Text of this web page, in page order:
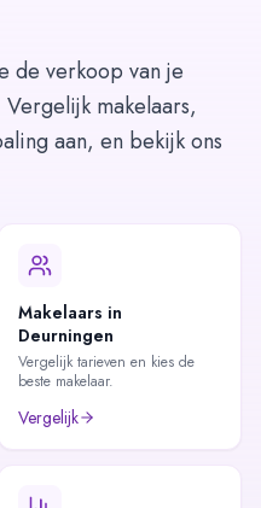
de verkoop van je
makelaars,
aan, en bekijk ons
Makelaars in
Deurningen
Vergelijk tarieven en kies de
beste makelaar.
Vergelijk